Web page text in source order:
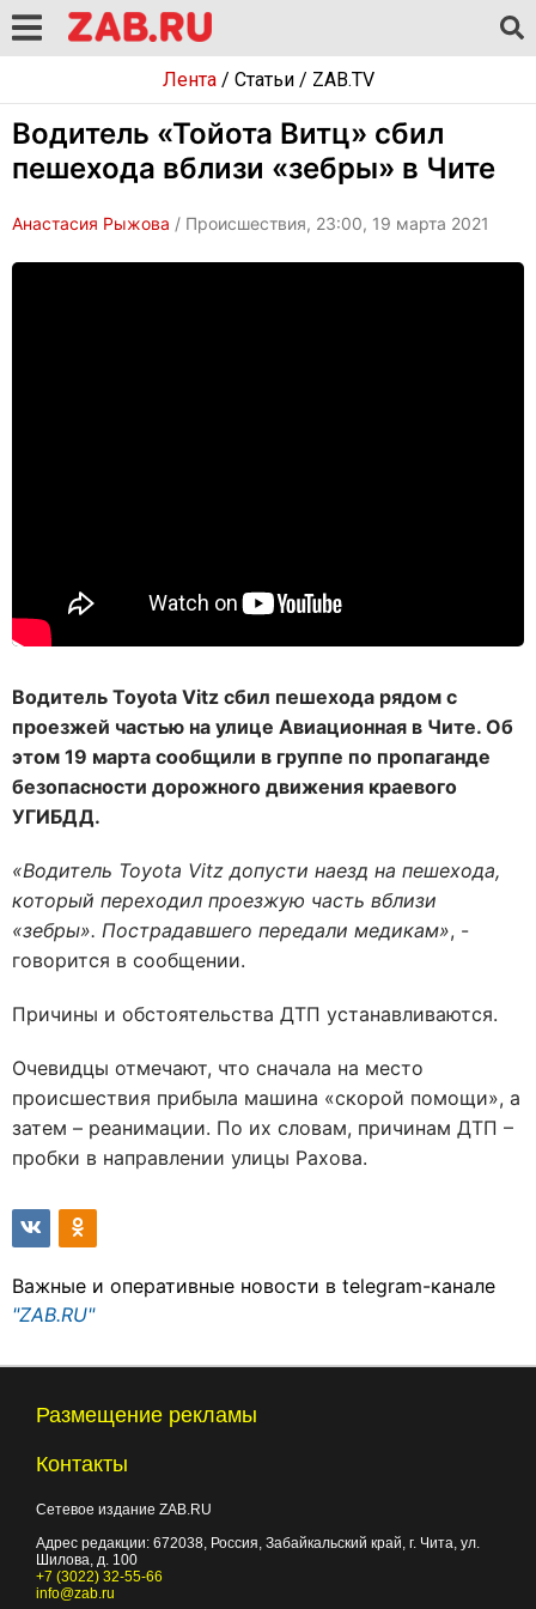
Лента/ Статьи/ ZAB.TV
Водитель «Тойота Витц» сбил
пешехода вблизи «зебры» в Чите
Анастасия Рыжова / Происшествия, 23:00, 19 марта 2021
Водитель Toyota Vitz сбил пешехода рядом с
проезжей частью на улице Авиационная в Чите. Об
этом 19 марта сообщили в группе по пропаганде
безопасности дорожного движения краевого
УГИБДД.
«Водитель Toyota Vitz допусти наезд на пешехода,
который переходил проезжую часть вблизи
«зебры». Пострадавшего передали медикам», -
говорится в сообщении.
Причины и обстоятельства ДТП устанавливаются.
Очевидцы отмечают, что сначала на место
происшествия прибыла машина «скорой помощи», а
затем – реанимации. По их словам, причинам ДТП –
пробки в направлении улицы Рахова.
Важные и оперативные новости в telegram-канале
"ZAB.RU"
Размещение рекламы
Контакты
Сетевое издание ZAB.RU
Адрес редакции: 672038, Россия, Забайкальский край, г. Чита, ул.
Шилова, д. 100
+7 (3022) 32-55-66
info@zab.ru